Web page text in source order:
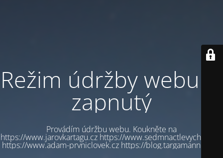
Režim údržby webu je
zapnutý
Provádím údržbu webu. Koukněte na
https://www.jarovkartagu.cz https://www.sedmnactlevychbot.cz
https://www.adam-prvniclovek.cz https://blog.targamannum.cz